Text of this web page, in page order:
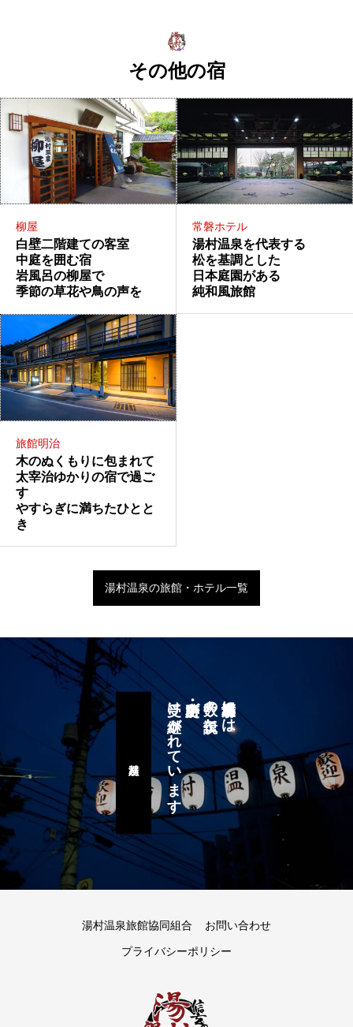
その他の宿
柳屋
白壁二階建ての客室
中庭を囲む宿
岩風呂の柳屋で
季節の草花や鳥の声を
常磐ホテル
湯村温泉を代表する
松を基調とした
日本庭園がある
純和風旅館
旅館明治
木のぬくもりに包まれて
太宰治ゆかりの宿で過ご
す
やすらぎに満ちたひとと
き
湯村温泉の旅館・ホテル一覧
湯村温泉郷には
数々の伝説と
史跡・名所が
受け継がれています
湯村八蹟巡り
湯村温泉旅館協同組合 お問い合わせ
プライバシーポリシー